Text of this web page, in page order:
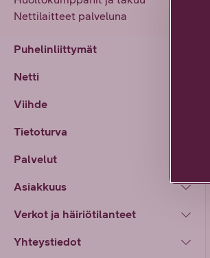
Nettilaitteet palveluna
Puhelinliittymät
Netti
Viihde
Tietoturva
Palvelut
Asiakkuus
Verkot ja häiriötilanteet
Yhteystiedot